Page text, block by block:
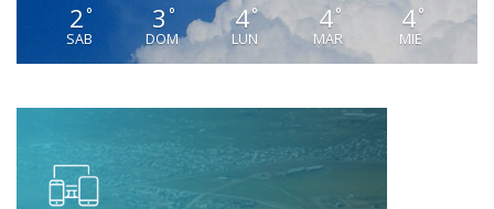
2°
SAB
3 °
DOM
4°
LUN
4°
MAR
4°
MIE